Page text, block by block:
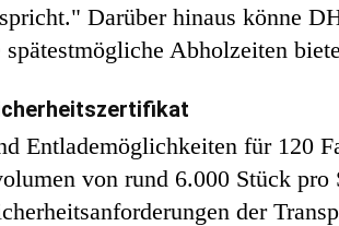
Darüber hinaus könne
Abholzeiten
Entlademöglichkeiten für 120
von rund 6.000 Stück
der